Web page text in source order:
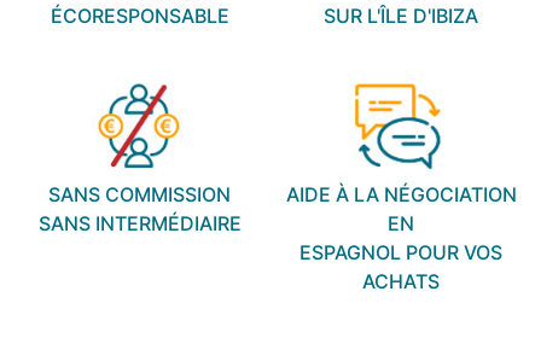
ÉCORESPONSABLE
SUR L'ÎLE D'IBIZA
SANS COMMISSION
SANS INTERMÉDIAIRE
AIDE À LA NÉGOCIATION
EN
ESPAGNOL POUR VOS
ACHATS